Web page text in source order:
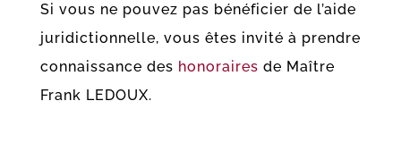
Si vous ne pouvez pas bénéficier de l’aide
juridictionnelle, vous êtes invité à prendre
connaissance des honoraires de Maître
Frank LEDOUX.